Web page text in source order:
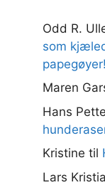
Odd R.
som
papegøyer!
Maren
Hans
Kristine til
Lars